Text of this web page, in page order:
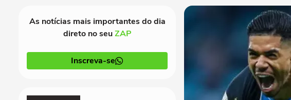
As notícias mais importantes do dia
direto no seuZAP
Inscreva-se